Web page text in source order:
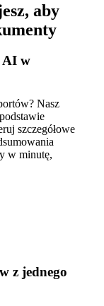
aby
AI w
Nasz
szczegółowe
w minutę,
z jednego